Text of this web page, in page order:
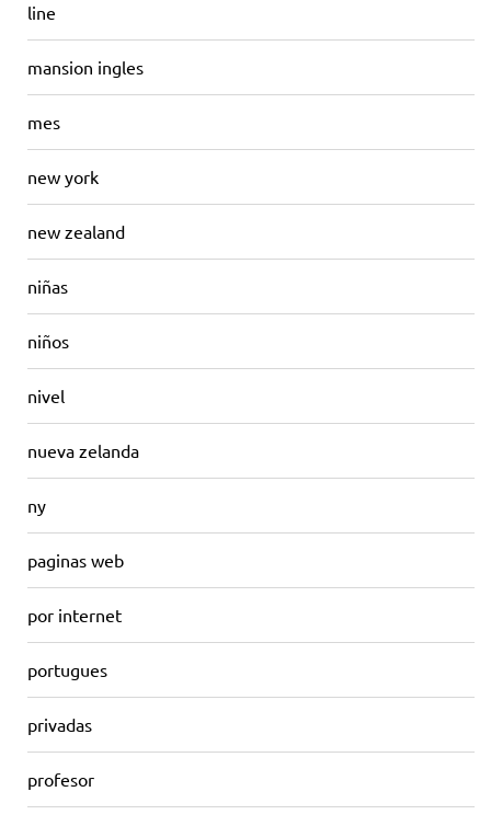
line
mansion ingles
mes
new york
new zealand
niñas
niños
nivel
nueva zelanda
ny
paginas web
por internet
portugues
privadas
profesor